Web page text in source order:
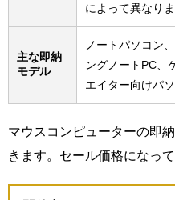
によって異なりま
主な即納
モデル
ノートパソコン
ングノートPC、
エイター向けパ
マウスコンピューターの即
きます。セール価格になっ